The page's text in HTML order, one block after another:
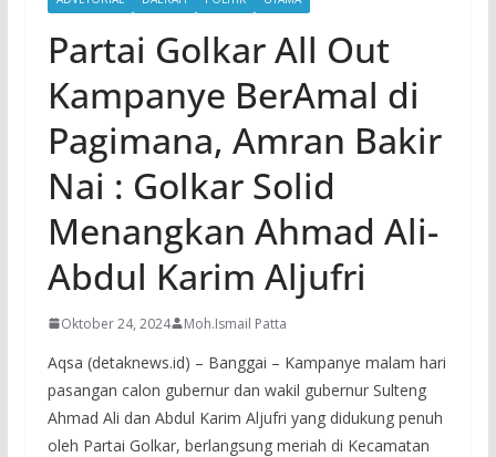
Partai Golkar All Out
Kampanye BerAmal di
Pagimana, Amran Bakir
Nai : Golkar Solid
Menangkan Ahmad Ali-
Abdul Karim Aljufri
Oktober 24, 2024 Moh.Ismail Patta
Aqsa (detaknews.id) – Banggai – Kampanye malam hari
pasangan calon gubernur dan wakil gubernur Sulteng
Ahmad Ali dan Abdul Karim Aljufri yang didukung penuh
oleh Partai Golkar, berlangsung meriah di Kecamatan